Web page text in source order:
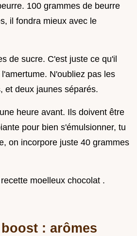
100 grammes de beurre
il fondra mieux avec le
de sucre. C'est juste ce qu'il
N'oubliez pas les
deux jaunes séparés.
heure avant. Ils doivent être
pour bien s'émulsionner, tu
on incorpore juste 40 grammes
moelleux chocolat .
: arômes